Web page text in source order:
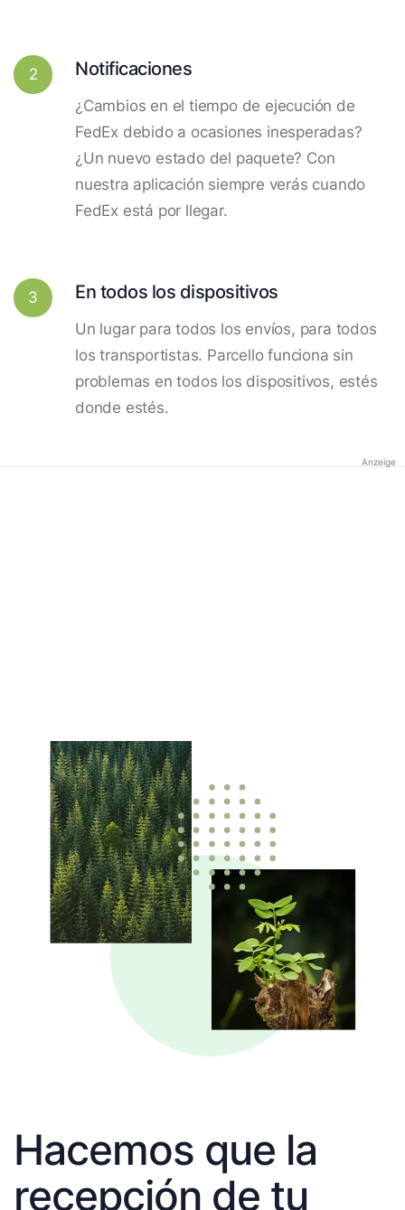
2 Notificaciones
¿Cambios en el tiempo de ejecución de
FedEx debido a ocasiones inesperadas?
¿Un nuevo estado del paquete? Con
nuestra aplicación siempre verás cuando
FedEx está por llegar.
3 En todos los dispositivos
Un lugar para todos los envíos, para todos
los transportistas. Parcello funciona sin
problemas en todos los dispositivos, estés
donde estés.
Anzeige
Hacemos que la
recepción de tu